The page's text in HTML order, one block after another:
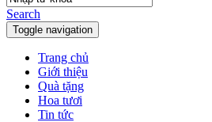
Search
Toggle navigation
Trang chủ
Giới thiệu
Quà tặng
Hoa tươi
Tin tức